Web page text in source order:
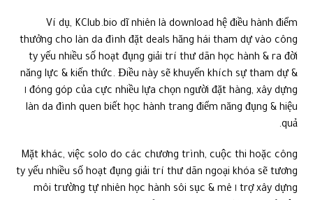
Ví dụ, KClub.bio dĩ nhiên là download hệ điều hành điểm
thưởng cho làn da đình đặt deals hăng hái tham dự vào công
ty yếu nhiều số hoạt đụng giải trí thư dãn học hành & ra đời
năng lực & kiến thức. Điều này sẽ khuyến khích sự tham dự &
đóng góp của cực nhiều lựa chọn người đặt hàng, xây dựng ١
làn da đình quen biết học hành trang điểm năng đụng & hiệu
quả.
Mặt khác, việc solo do các chương trình, cuộc thi hoặc công
ty yếu nhiều số hoạt đụng giải trí thư dãn ngoại khóa sẽ tương
trợ xây dựng ١ môi trường tự nhiên học hành sôi sục & mê